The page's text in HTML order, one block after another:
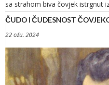
sa strahom biva čovjek istrgnut
ČUDO I ČUDESNOST
22 ožu. 2024